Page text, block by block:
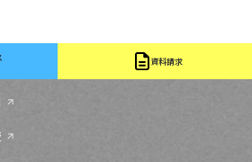
資料請求